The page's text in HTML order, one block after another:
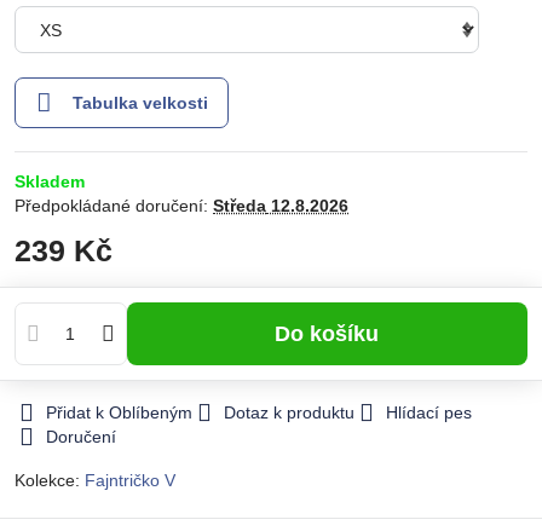
Tabulka velkosti
Skladem
Předpokládané doručení: Středa 12.8.2026
239 Kč
Do košíku
Přidat k Oblíbeným Dotaz k produktu
Hlídací pes
Doručení
Kolekce: Fajntričko V